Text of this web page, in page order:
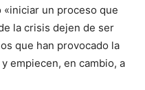
«iniciar un proceso que
la crisis dejen de ser
que han provocado la
empiecen, en cambio, a